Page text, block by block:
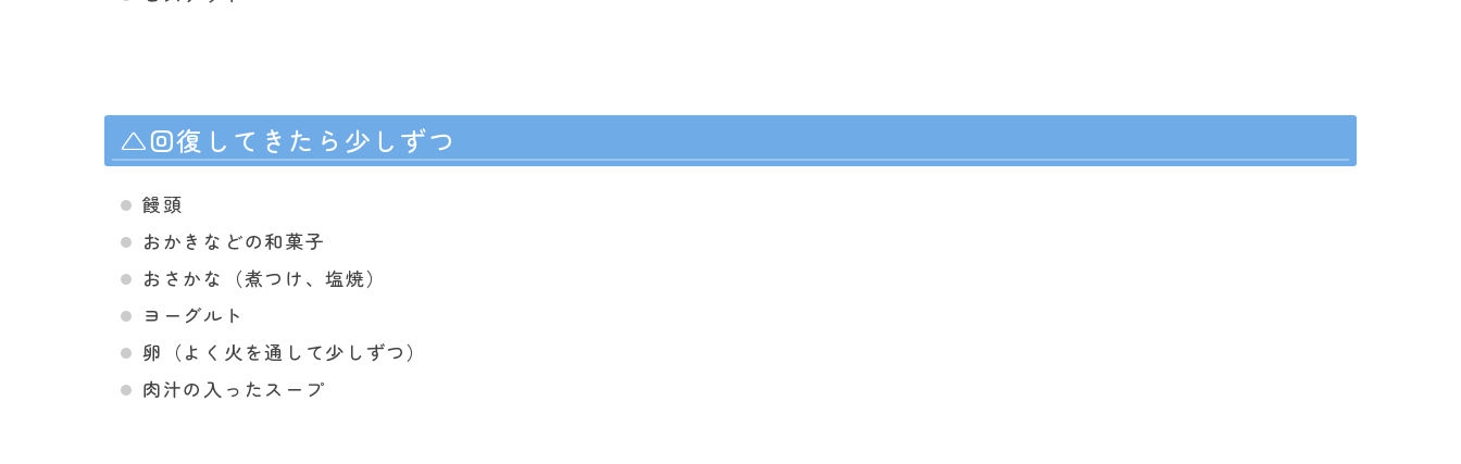
△回復してきたら少しずつ
饅頭
おかきなどの和菓子
おさかな（煮つけ、塩焼）
ヨーグルト
卵（よく火を通して少しずつ）
肉汁の入ったスープ